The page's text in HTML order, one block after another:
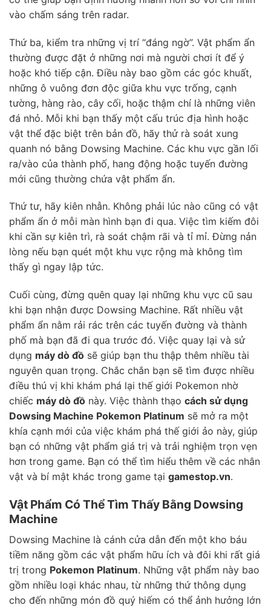
vào chấm sáng trên radar.
Thứ ba, kiểm tra những vị trí “đáng ngờ”. Vật phẩm ẩn
thường được đặt ở những nơi mà người chơi ít để ý
hoặc khó tiếp cận. Điều này bao gồm các góc khuất,
những ô vuông đơn độc giữa khu vực trống, cạnh
tường, hàng rào, cây cối, hoặc thậm chí là những viên
đá nhỏ. Mỗi khi bạn thấy một cấu trúc địa hình hoặc
vật thể đặc biệt trên bản đồ, hãy thử rà soát xung
quanh nó bằng Dowsing Machine. Các khu vực gần lối
ra/vào của thành phố, hang động hoặc tuyến đường
mới cũng thường chứa vật phẩm ẩn.
Thứ tư, hãy kiên nhẫn. Không phải lúc nào cũng có vật
phẩm ẩn ở mỗi màn hình bạn đi qua. Việc tìm kiếm đôi
khi cần sự kiên trì, rà soát chậm rãi và tỉ mỉ. Đừng nản
lòng nếu bạn quét một khu vực rộng mà không tìm
thấy gì ngay lập tức.
Cuối cùng, đừng quên quay lại những khu vực cũ sau
khi bạn nhận được Dowsing Machine. Rất nhiều vật
phẩm ẩn nằm rải rác trên các tuyến đường và thành
phố mà bạn đã đi qua trước đó. Việc quay lại và sử
dụng máy dò đồ sẽ giúp bạn thu thập thêm nhiều tài
nguyên quan trọng. Chắc chắn bạn sẽ tìm được nhiều
điều thú vị khi khám phá lại thế giới Pokemon nhờ
chiếc máy dò đồ này. Việc thành thạo cách sử dụng
Dowsing Machine Pokemon Platinum sẽ mở ra một
khía cạnh mới của việc khám phá thế giới ảo này, giúp
bạn có những vật phẩm giá trị và trải nghiệm trọn vẹn
hơn trong game. Bạn có thể tìm hiểu thêm về các nhân
vật và bí mật khác trong game tại gamestop.vn.
Vật Phẩm Có Thể Tìm Thấy Bằng Dowsing
Machine
Dowsing Machine là cánh cửa dẫn đến một kho báu
tiềm năng gồm các vật phẩm hữu ích và đôi khi rất giá
trị trong Pokemon Platinum. Những vật phẩm này bao
gồm nhiều loại khác nhau, từ những thứ thông dụng
cho đến những món đồ quý hiếm có thể ảnh hưởng lớn